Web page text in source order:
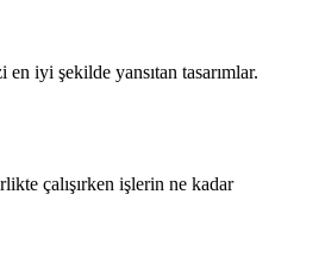
iyi şekilde yansıtan tasarımlar.
çalışırken işlerin ne kadar